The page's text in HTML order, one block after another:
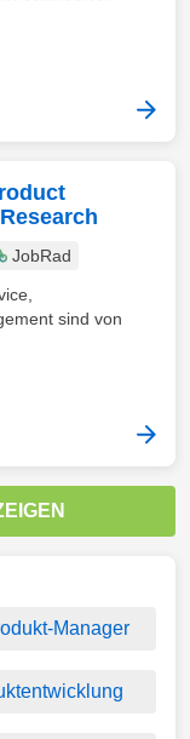
JobRad
sind von
Manager